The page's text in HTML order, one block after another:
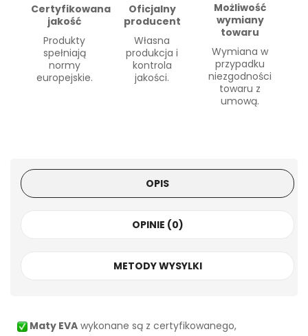
Certyfikowana
jakość
Produkty
spełniają
normy
europejskie.
Oficjalny
producent
Własna
produkcja i
kontrola
jakości.
Możliwość
wymiany
towaru
Wymiana w
przypadku
niezgodności
towaru z
umową.
OPIS
OPINIE (0)
METODY WYSYLKI
Maty EVA wykonane są z certyfikowanego,